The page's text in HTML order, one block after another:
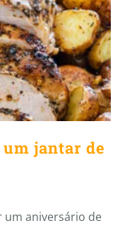
para um
jantar de
um aniversário de